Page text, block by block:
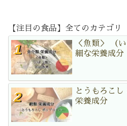
【注目の食品】全てのカテゴリ
＜魚類＞ （
細な栄養成分
とうもろこ
栄養成分